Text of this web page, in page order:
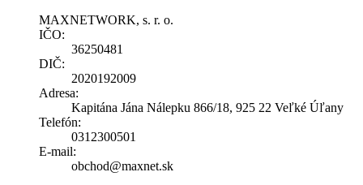
MAXNETWORK, s. r. o.
IČO:
36250481
DIČ:
2020192009
Adresa:
Kapitána Jána Nálepku 866/18, 925 22 Veľké Úľany
Telefón:
0312300501
E-mail:
obchod@maxnet.sk